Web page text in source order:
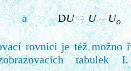
aDU = U – Uo
rovnici je též možno